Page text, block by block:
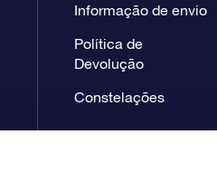
Informação de envio
Política de
Devolução
Constelações